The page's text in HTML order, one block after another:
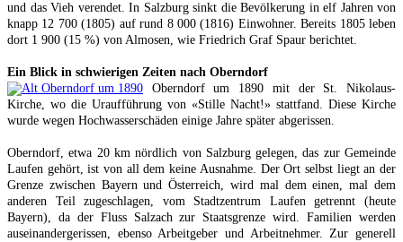
und das Vieh verendet. In Salzburg sinkt die Bevölkerung in elf Jahren von
knapp 12 700 (1805) auf rund 8 000 (1816) Einwohner. Bereits 1805 leben
dort 1 900 (15 %) von Almosen, wie Friedrich Graf Spaur berichtet.
Ein Blick in schwierigen Zeiten nach Oberndorf
Oberndorf um 1890 mit der St. Nikolaus-
Kirche, wo die Uraufführung von «Stille Nacht!» stattfand. Diese Kirche
wurde wegen Hochwasserschäden einige Jahre später abgerissen.
Oberndorf, etwa 20 km nördlich von Salzburg gelegen, das zur Gemeinde
Laufen gehört, ist von all dem keine Ausnahme. Der Ort selbst liegt an der
Grenze zwischen Bayern und Österreich, wird mal dem einen, mal dem
anderen Teil zugeschlagen, vom Stadtzentrum Laufen getrennt (heute
Bayern), da der Fluss Salzach zur Staatsgrenze wird. Familien werden
auseinandergerissen, ebenso Arbeitgeber und Arbeitnehmer. Zur generell